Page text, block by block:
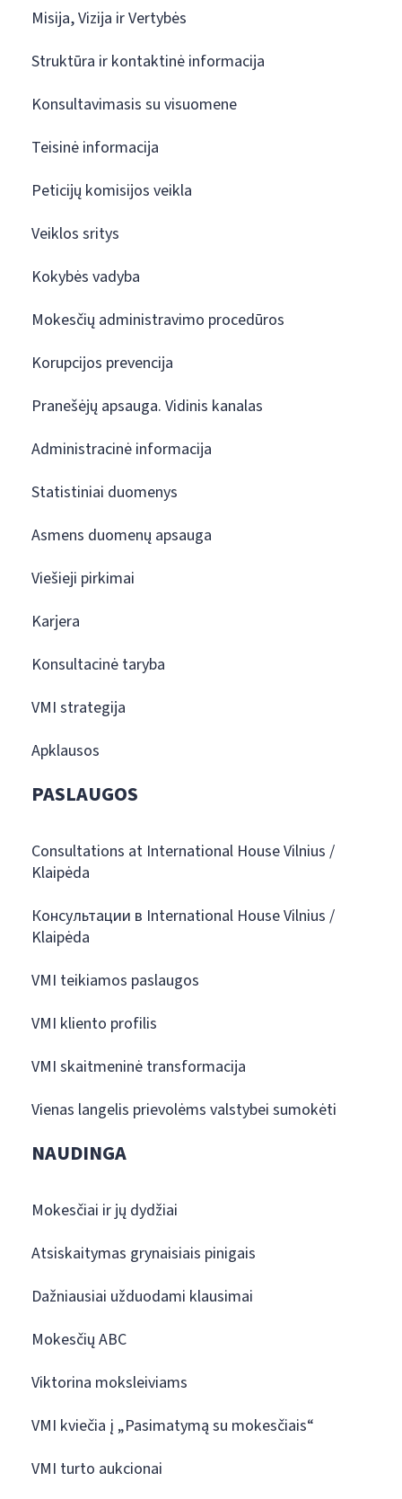
Misija, Vizija ir Vertybės
Struktūra ir kontaktinė informacija
Konsultavimasis su visuomene
Teisinė informacija
Peticijų komisijos veikla
Veiklos sritys
Kokybės vadyba
Mokesčių administravimo procedūros
Korupcijos prevencija
Pranešėjų apsauga. Vidinis kanalas
Administracinė informacija
Statistiniai duomenys
Asmens duomenų apsauga
Viešieji pirkimai
Karjera
Konsultacinė taryba
VMI strategija
Apklausos
PASLAUGOS
Consultations at International House Vilnius /
Klaipėda
Консультации в International House Vilnius /
Klaipėda
VMI teikiamos paslaugos
VMI kliento profilis
VMI skaitmeninė transformacija
Vienas langelis prievolėms valstybei sumokėti
NAUDINGA
Mokesčiai ir jų dydžiai
Atsiskaitymas grynaisiais pinigais
Dažniausiai užduodami klausimai
Mokesčių ABC
Viktorina moksleiviams
VMI kviečia į „Pasimatymą su mokesčiais“
VMI turto aukcionai